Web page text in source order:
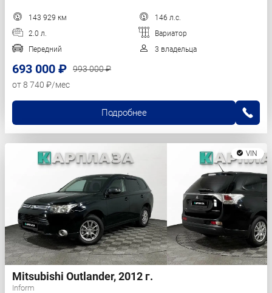
143 929 км
146 л.с.
2.0 л.
Вариатор
Передний
3 владельца
693 000 ₽
993 000 ₽
от 8 740 ₽/мес
Подробнее
VIN
Mitsubishi Outlander, 2012 г.
Inform